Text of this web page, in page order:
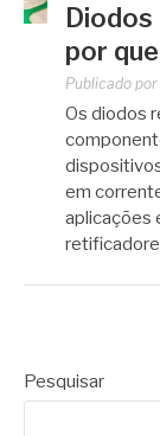
por
Publicado por
Os diodos
em
aplicações
Pesquisar